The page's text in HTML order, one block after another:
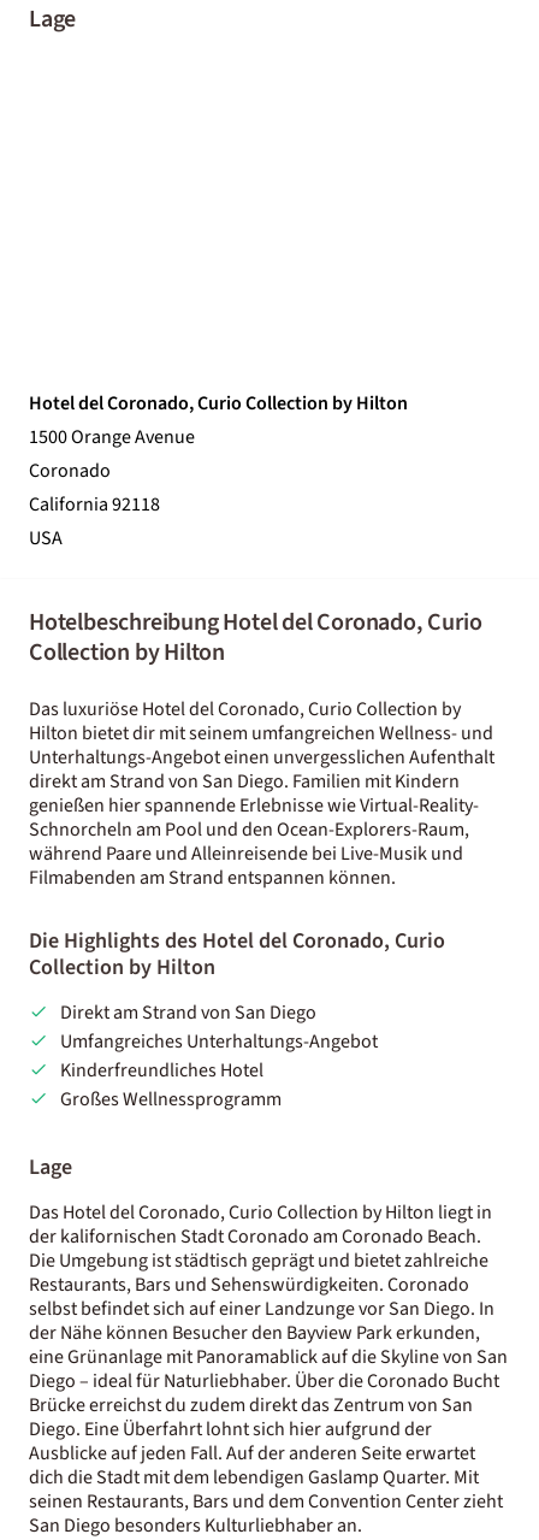
Lage
Hotel del Coronado, Curio Collection by Hilton
1500 Orange Avenue
Coronado
California 92118
USA
Hotelbeschreibung Hotel del Coronado, Curio
Collection by Hilton
Das luxuriöse Hotel del Coronado, Curio Collection by
Hilton bietet dir mit seinem umfangreichen Wellness- und
Unterhaltungs-Angebot einen unvergesslichen Aufenthalt
direkt am Strand von San Diego. Familien mit Kindern
genießen hier spannende Erlebnisse wie Virtual-Reality-
Schnorcheln am Pool und den Ocean-Explorers-Raum,
während Paare und Alleinreisende bei Live-Musik und
Filmabenden am Strand entspannen können.
Die Highlights des Hotel del Coronado, Curio
Collection by Hilton
Direkt am Strand von San Diego
Umfangreiches Unterhaltungs-Angebot
Kinderfreundliches Hotel
Großes Wellnessprogramm
Lage
Das Hotel del Coronado, Curio Collection by Hilton liegt in
der kalifornischen Stadt Coronado am Coronado Beach.
Die Umgebung ist städtisch geprägt und bietet zahlreiche
Restaurants, Bars und Sehenswürdigkeiten. Coronado
selbst befindet sich auf einer Landzunge vor San Diego. In
der Nähe können Besucher den Bayview Park erkunden,
eine Grünanlage mit Panoramablick auf die Skyline von San
Diego – ideal für Naturliebhaber. Über die Coronado Bucht
Brücke erreichst du zudem direkt das Zentrum von San
Diego. Eine Überfahrt lohnt sich hier aufgrund der
Ausblicke auf jeden Fall. Auf der anderen Seite erwartet
dich die Stadt mit dem lebendigen Gaslamp Quarter. Mit
seinen Restaurants, Bars und dem Convention Center zieht
San Diego besonders Kulturliebhaber an.